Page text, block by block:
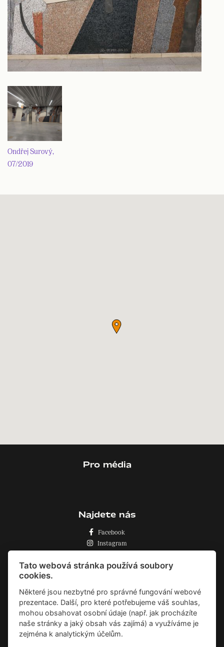
Ondřej Surový,
07/2019
Pro média
Najdete nás
Facebook
Instagram
Tato webová stránka používá soubory
cookies.
Některé jsou nezbytné pro správné fungování webové
prezentace. Další, pro které potřebujeme váš souhlas,
mohou obsahovat osobní údaje (např. jak procházíte
naše stránky a jaký obsah vás zajímá) a využíváme je
zejména k analytickým účelům.